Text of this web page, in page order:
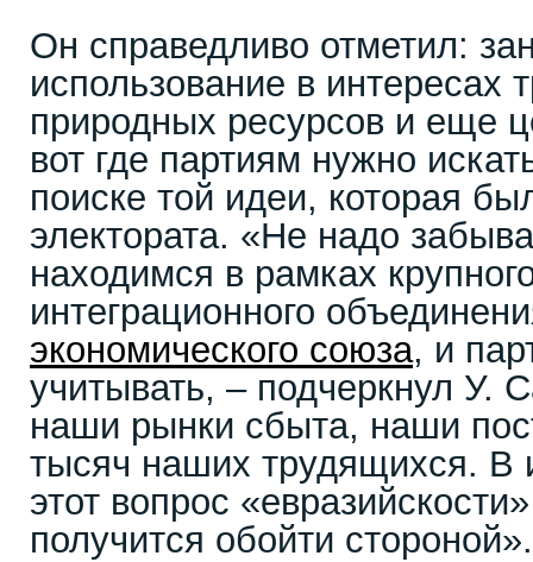
Он справедливо отметил:
использование в интересах
природных ресурсов и еще
вот где партиям нужно
поиске той идеи, которая
электората. «Не надо
находимся в рамках
интеграционного
экономического союза, и
учитывать, – подчеркнул У.
наши рынки сбыта, наши
тысяч наших трудящихся. В
этот вопрос
получится обойти стороной».